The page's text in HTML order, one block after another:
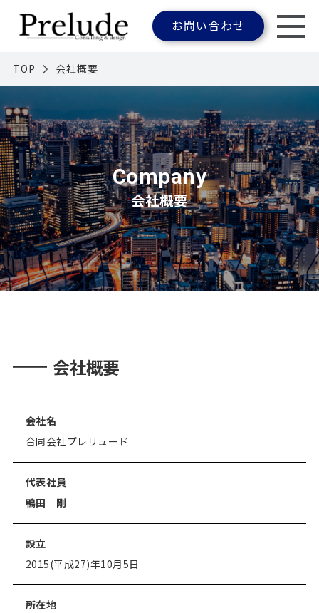
お問い合わせ
TOP 会社概要
Company
会社概要
会社概要
会社名
合同会社プレリュード
代表社員
鴨田 剛
設立
2015(平成27)年10月5日
所在地